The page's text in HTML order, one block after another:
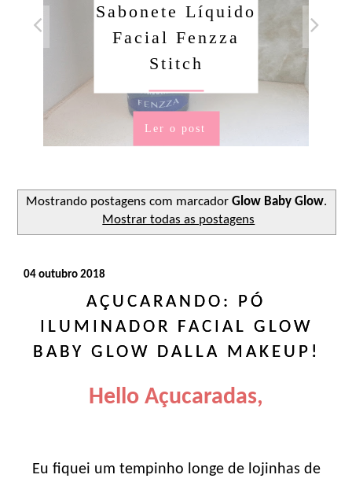
Sabonete Líquido
Facial Fenzza
Stitch
Ler o post
Mostrando postagens com marcador Glow Baby Glow.
Mostrar todas as postagens
04 outubro 2018
AÇUCARANDO: PÓ
ILUMINADOR FACIAL GLOW
BABY GLOW DALLA MAKEUP!
Hello Açucaradas,
Eu fiquei um tempinho longe de lojinhas de